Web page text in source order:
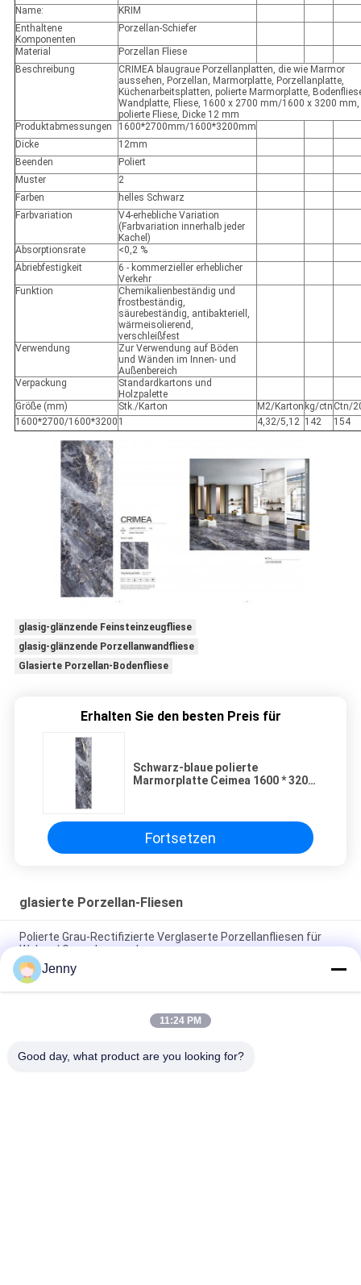
Name:
KRIM
Enthaltene
Komponenten
Porzellan-Schiefer
Material
Porzellan Fliese
Beschreibung
CRIMEA blaugraue Porzellanplatten, die wie Marmor
aussehen, Porzellan, Marmorplatte, Porzellanplatte,
Küchenarbeitsplatten, polierte Marmorplatte,
Wandplatte, Fliese, 1600 x 2700 mm/1600 x 3200 mm,
polierte Fliese, Dicke 12 mm
Produktabmessungen
1600*2700mm/1600*3200mm
Dicke
12mm
Beenden
Poliert
Muster
2
Farben
helles Schwarz
Farbvariation
V4-erhebliche Variation
(Farbvariation innerhalb jeder
Kachel)
Absorptionsrate
<0,2 %
Abriebfestigkeit
6 - kommerzieller erheblicher
Verkehr
Funktion
Chemikalienbeständig und
frostbeständig,
säurebeständig, antibakteriell,
wärmeisolierend,
verschleißfest
Verwendung
Zur Verwendung auf Böden
und Wänden im Innen- und
Außenbereich
Verpackung
Standardkartons und
Holzpalette
Größe (mm)
Stk./Karton M2/Karton kg/ctn Ctn/
1600*2700/1600*3200 1 4,32/5,12 142 154
glasig-glänzende Feinsteinzeugfliese
glasig-glänzende Porzellanwandfliese
Glasierte Porzellan-Bodenfliese
Erhalten Sie den besten Preis für
Schwarz-blaue polierte
Marmorplatte Ceimea 1600 * 3200
Fortsetzen
glasierte Porzellan-Fliesen
Polierte Grau-Rectifizierte Verglaserte Porzellanfliesen für
Wohn- / Gewerbezwecke
Glanzverglasete, gerechte Porzellanfliesen mit polierten
Oberflächen mit geringer Wasserabsorption PEI 4
Weiße Glasfliesen Maschine Vollkörper Porzellanfliesen Matte
Jenny
11:24 PM
Good day, what product are you looking for?